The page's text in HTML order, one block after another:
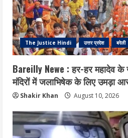
The Justice Hindi उत्तर प्रदेश बरेली
Bareilly Newe : हर-हर महादेव
मंदिरों में जलाभिषेक के लिए उमड़ा
Shakir Khan August 10, 2026